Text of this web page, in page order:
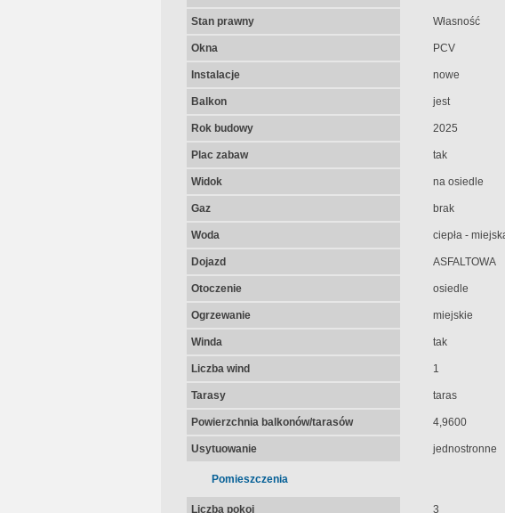
Stan prawny Własność
Okna PCV
Instalacje nowe
Balkon jest
Rok budowy 2025
Plac zabaw tak
Widok na osiedle
Gaz brak
Woda ciepła -
Dojazd ASFALTOWA
Otoczenie osiedle
Ogrzewanie miejskie
Winda tak
Liczba wind 1
Tarasy taras
Powierzchnia balkonów/tarasów 4,9600
Usytuowanie jednostronne
Pomieszczenia
Liczba pokoi 3